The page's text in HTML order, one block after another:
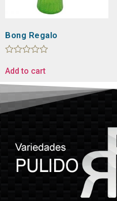
Bong Regalo
0
of
5
Add to cart